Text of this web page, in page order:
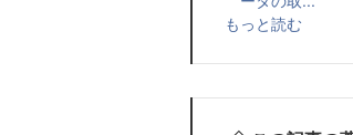
もっと読む